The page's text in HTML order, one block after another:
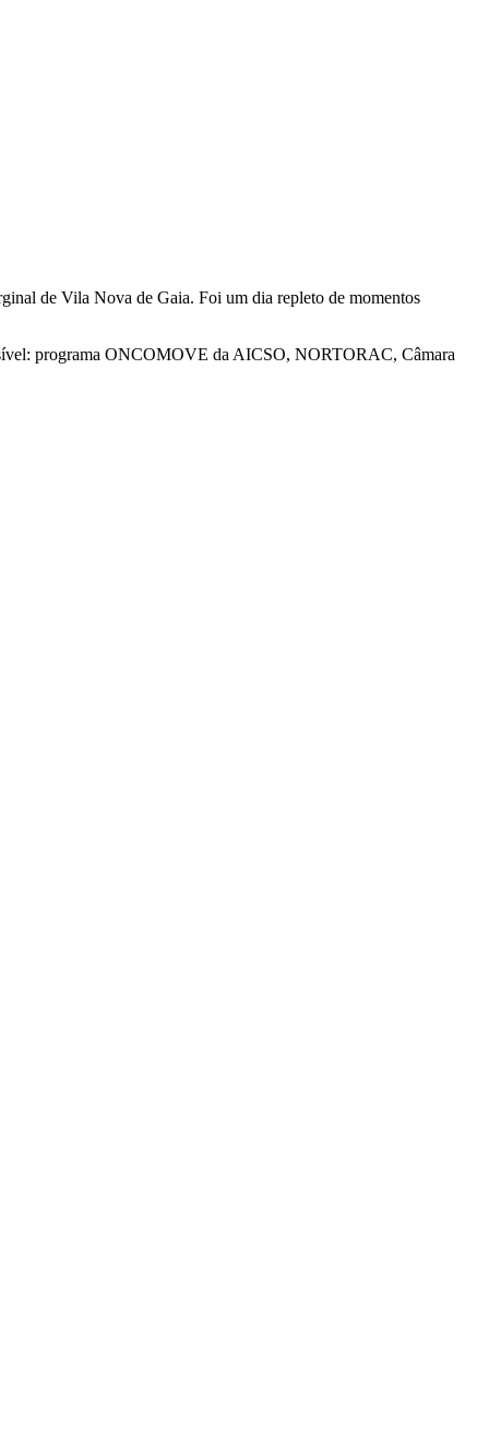
de Vila Nova de Gaia. Foi um dia repleto de momentos
programa ONCOMOVE da AICSO, NORTORAC, Câmara